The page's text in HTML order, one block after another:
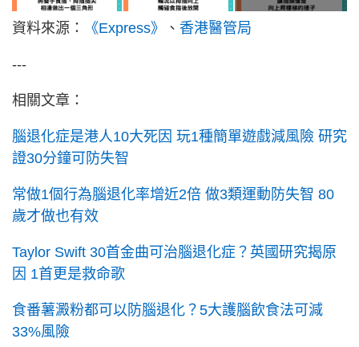
資料來源： 《Express》 、 香港醫管局
---
相關文章：
腦退化症是港人10大死因 玩1種簡單遊戲減風險 研究
證30分鐘可防失智
常做1個行為腦退化率增近2倍 做3類運動防失智 80
歲才做也有效
Taylor Swift 30首金曲可治腦退化症？英國研究揭原
因 1首更是救命歌
食番薯澱粉都可以防腦退化？5大護腦飲食法可減
33%風險